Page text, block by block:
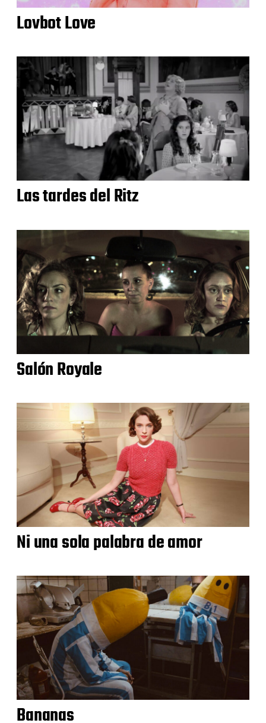
Lovbot Love
Las tardes del Ritz
Salón Royale
Ni una sola palabra de amor
Bananas